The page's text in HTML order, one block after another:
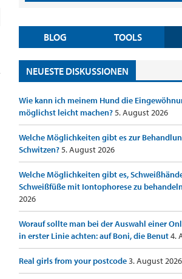
BLOG TOOLS
NEUESTE DISKUSSIONEN
Wie kann ich meinem Hund die
möglichst leicht machen?5. August 2026
Welche Möglichkeiten gibt es zur
Schwitzen?5. August 2026
Welche Möglichkeiten gibt es,
Schweißfüße mit Iontophorese zu
2026
Worauf sollte man bei der Auswahl einer
in erster Linie achten: auf Boni, die Benut4.
Real girls from your postcode3. August 2026